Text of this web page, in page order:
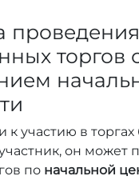
проведения
торгов
к участию в
он может
по начальной